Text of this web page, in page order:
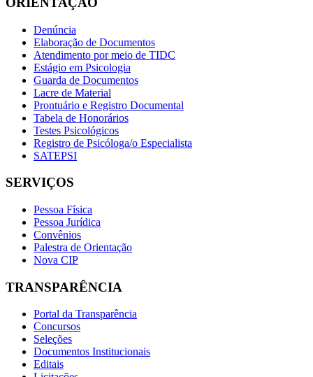
Denúncia
Elaboração de Documentos
Atendimento por meio de TIDC
Estágio em Psicologia
Guarda de Documentos
Lacre de Material
Prontuário e Registro Documental
Tabela de Honorários
Testes Psicológicos
Registro de Psicóloga/o Especialista
SATEPSI
SERVIÇOS
Pessoa Física
Pessoa Jurídica
Convênios
Palestra de Orientação
Nova CIP
TRANSPARÊNCIA
Portal da Transparência
Concursos
Seleções
Documentos Institucionais
Editais